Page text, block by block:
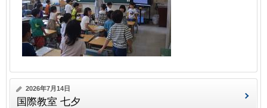
2026年7月14日
国際教室 七夕